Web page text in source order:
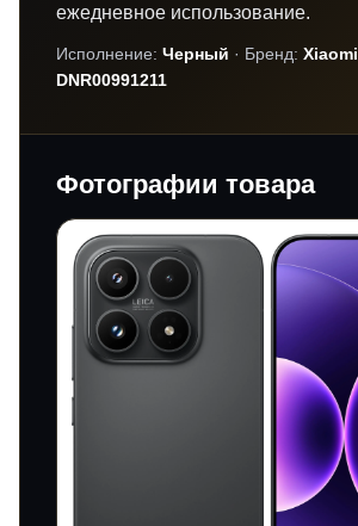
ежедневное использование.
Исполнение: Черный · Бренд: Xiaomi
DNR00991211
Фотографии товара